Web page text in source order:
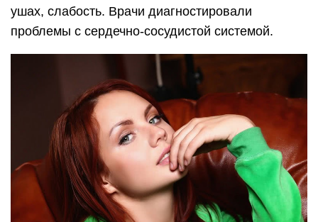
ушах, слабость. Врачи диагностировали
проблемы с сердечно-сосудистой системой.